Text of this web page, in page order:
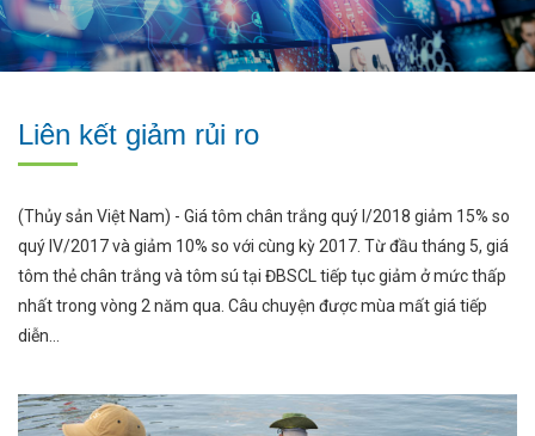
Liên kết giảm rủi ro
(Thủy sản Việt Nam) - Giá tôm chân trắng quý I/2018 giảm 15% so
quý IV/2017 và giảm 10% so với cùng kỳ 2017. Từ đầu tháng 5, giá
tôm thẻ chân trắng và tôm sú tại ĐBSCL tiếp tục giảm ở mức thấp
nhất trong vòng 2 năm qua. Câu chuyện được mùa mất giá tiếp
diễn…